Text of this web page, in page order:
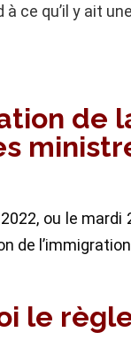
à ce qu’il y ait
de
ou le
de
le